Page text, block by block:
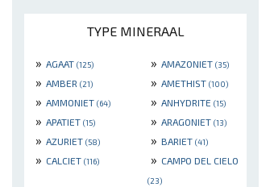
TYPE MINERAAL
» AGAAT (125) » AMAZONIET (35)
» AMBER (21) » AMETHIST (100)
» AMMONIET (64) » ANHYDRITE (15)
» APATIET (15) » ARAGONIET (13)
» AZURIET (58) » BARIET (41)
» CALCIET (116) » CAMPO DEL CIELO
(23)